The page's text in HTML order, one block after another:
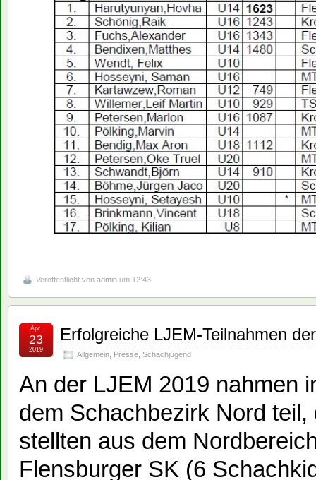
Veröffentlicht von admin um 12:43
Erfolgreiche LJEM-Teilnahmen
Allgemein Presse Schachjugend
Apr.
23
2019
An der LJEM 2019 nahmen
dem Schachbezirk Nord
stellten aus dem
Flensburger SK (6